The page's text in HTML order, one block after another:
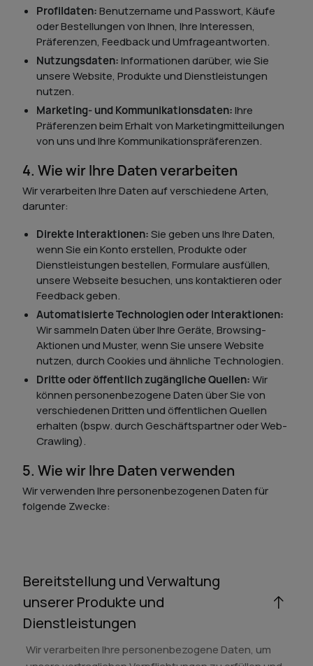
Profildaten:Benutzername und Passwort, Käufe
oder Bestellungen von Ihnen, Ihre Interessen,
Präferenzen, Feedback und Umfrageantworten.
Nutzungsdaten:Informationen darüber, wie Sie
unsere Website, Produkte und Dienstleistungen
nutzen.
Marketing- und Kommunikationsdaten:Ihre
Präferenzen beim Erhalt von Marketingmitteilungen
von uns und Ihre Kommunikationspräferenzen.
4. Wie wir Ihre Daten verarbeiten
Wir verarbeiten Ihre Daten auf verschiedene Arten,
darunter:
Direkte Interaktionen:Sie geben uns Ihre Daten,
wenn Sie ein Konto erstellen, Produkte oder
Dienstleistungen bestellen, Formulare ausfüllen,
unsere Webseite besuchen, uns kontaktieren oder
Feedback geben.
Automatisierte Technologien oder Interaktionen:
Wir sammeln Daten über Ihre Geräte, Browsing-
Aktionen und Muster, wenn Sie unsere Website
nutzen, durch Cookies und ähnliche Technologien.
Dritte oder öffentlich zugängliche Quellen:Wir
können personenbezogene Daten über Sie von
verschiedenen Dritten und öffentlichen Quellen
erhalten (bspw. durch Geschäftspartner oder Web-
Crawling).
5. Wie wir Ihre Daten verwenden
Wir verwenden Ihre personenbezogenen Daten für
folgende Zwecke:
Bereitstellung und Verwaltung
unserer Produkte und
Dienstleistungen
Wir verarbeiten Ihre personenbezogene Daten, um